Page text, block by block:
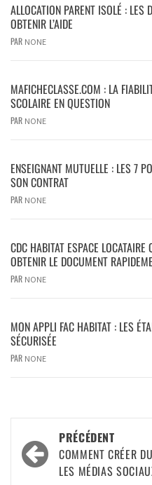
ALLOCATION PARENT ISOLÉ :
OBTENIR L’AIDE
PAR NONE
MAFICHECLASSE.COM : LA
SCOLAIRE EN QUESTION
PAR NONE
ENSEIGNANT MUTUELLE : LES 7
SON CONTRAT
PAR NONE
CDC HABITAT ESPACE
OBTENIR LE DOCUMENT
PAR NONE
MON APPLI FAC HABITAT : LES
SÉCURISÉE
PAR NONE
PRÉCÉDENT
COMMENT CRÉER
LES MÉDIAS